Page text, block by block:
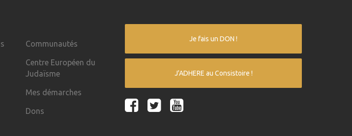
Communautés
Centre Européen du
Judaïsme
Mes démarches
Dons
Je fais un DON !
J'ADHERE au Consistoire !